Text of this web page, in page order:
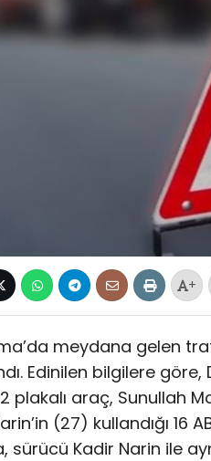
+
meydana gelen
Edinilen bilgilere
plakalı araç, Sunullah
(27) kullandığı 16
sürücü Kadir Narin ile